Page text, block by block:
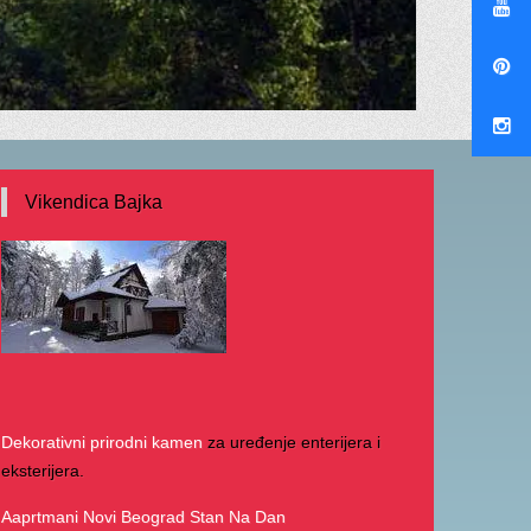
Vikendica Bajka
Dekorativni prirodni kamen za uređenje enterijera i
eksterijera.
Aaprtmani Novi Beograd Stan Na Dan